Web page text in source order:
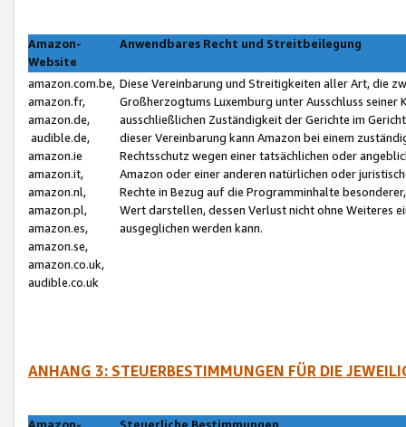
Amazon-
Website
Anwendbares Recht und Streitbeilegung
amazon.com.be,
amazon.fr,
amazon.de,
audible.de,
amazon.ie
amazon.it,
amazon.nl,
amazon.pl,
amazon.es,
amazon.se,
amazon.co.uk,
audible.co.uk
Diese Vereinbarung und Streitigkeiten aller Art, die
Großherzogtums Luxemburg unter Ausschluss
ausschließlichen Zuständigkeit der Gerichte im
dieser Vereinbarung kann Amazon bei einem
Rechtsschutz wegen einer tatsächlichen oder
Amazon oder einer anderen natürlichen oder
Rechte in Bezug auf die Programminhalte
Wert darstellen, dessen Verlust nicht ohne Weiteres
ausgeglichen werden kann.
ANHANG 3: STEUERBESTIMMUNGEN FÜR DIE
Amazon-
Steuerliche Bestimmungen